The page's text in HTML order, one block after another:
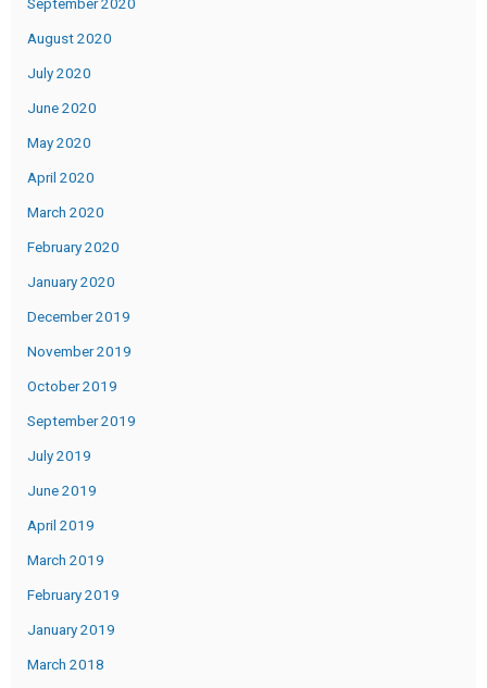
August 2020
July 2020
June 2020
May 2020
April 2020
March 2020
February 2020
January 2020
December 2019
November 2019
October 2019
September 2019
July 2019
June 2019
April 2019
March 2019
February 2019
January 2019
March 2018